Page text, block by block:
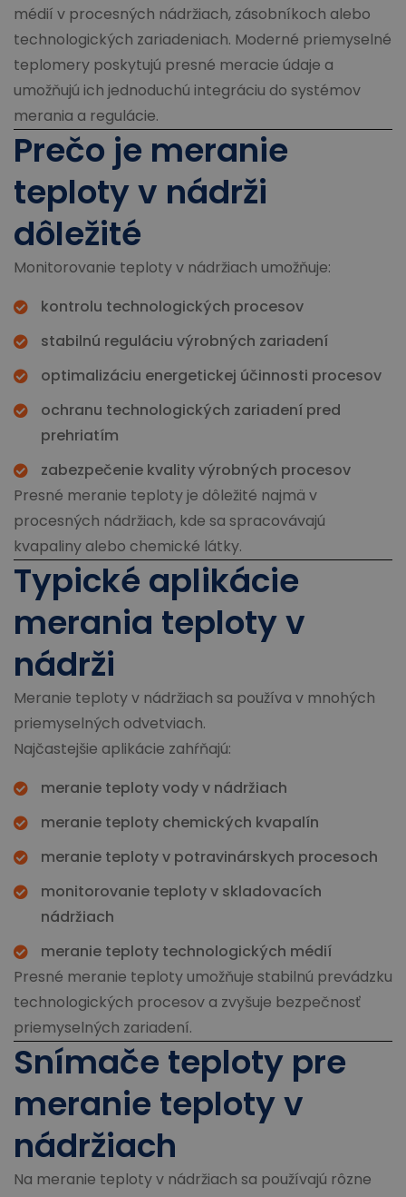
médií v procesných nádržiach, zásobníkoch alebo
technologických zariadeniach. Moderné priemyselné
teplomery poskytujú presné meracie údaje a
umožňujú ich jednoduchú integráciu do systémov
merania a regulácie.
Prečo je meranie
teploty v nádrži
dôležité
Monitorovanie teploty v nádržiach umožňuje:
kontrolu technologických procesov
stabilnú reguláciu výrobných zariadení
optimalizáciu energetickej účinnosti procesov
ochranu technologických zariadení pred
prehriatím
zabezpečenie kvality výrobných procesov
Presné meranie teploty je dôležité najmä v
procesných nádržiach, kde sa spracovávajú
kvapaliny alebo chemické látky.
Typické aplikácie
merania teploty v
nádrži
Meranie teploty v nádržiach sa používa v mnohých
priemyselných odvetviach.
Najčastejšie aplikácie zahŕňajú:
meranie teploty vody v nádržiach
meranie teploty chemických kvapalín
meranie teploty v potravinárskych procesoch
monitorovanie teploty v skladovacích
nádržiach
meranie teploty technologických médií
Presné meranie teploty umožňuje stabilnú prevádzku
technologických procesov a zvyšuje bezpečnosť
priemyselných zariadení.
Snímače teploty pre
meranie teploty v
nádržiach
Na meranie teploty v nádržiach sa používajú rôzne